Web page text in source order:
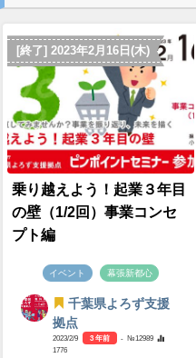
[終了] 2023年2月16日(木)
乗り越えよう！起業３年目
の壁（1/2回）事業コンセ
プト編
イベント 幕張新都心
千葉県よろず支援
拠点
2023/2/9 3 年前
- №12989
1776